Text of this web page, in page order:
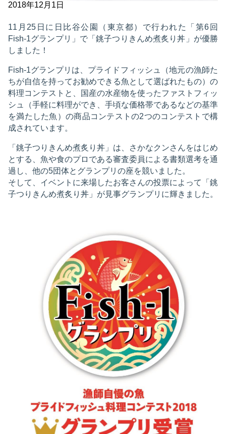
2018年12月1日
11月25日に日比谷公園（東京都）で行われた「第6回
Fish-1グランプリ」で「銚子つりきんめ煮炙り丼」が優勝
しました！
Fish-1グランプリは、プライドフィッシュ（地元の漁師た
ちが自信を持ってお勧めできる魚として選ばれたもの）の
料理コンテストと、国産の水産物を使ったファストフィッ
シュ（手軽に料理ができ、手頃な価格帯であるなどの基準
を満たした魚）の商品コンテストの2つのコンテストで構
成されています。
「銚子つりきんめ煮炙り丼」は、さかなクンさんをはじめ
とする、魚や食のプロである審査委員による書類選考を通
過し、他の5団体とグランプリの座を競いました。
そして、イベントに来場したお客さんの投票によって「銚
子つりきんめ煮炙り丼」が見事グランプリに輝きました。